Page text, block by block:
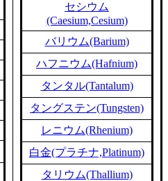
セシウム
(Caesium,Cesium)
バリウム(Barium)
ハフニウム(Hafnium)
タンタル(Tantalum)
タングステン(Tungsten)
レニウム(Rhenium)
白金(プラチナ,Platinum)
タリウム(Thallium)